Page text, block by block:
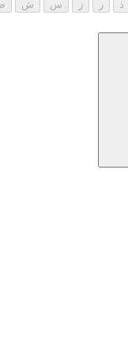
ذ ر ز س ش